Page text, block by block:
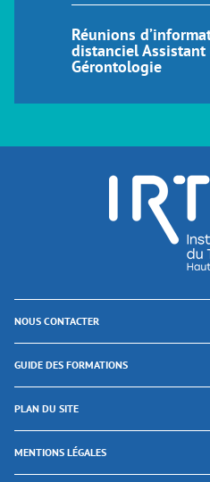
Réunions
distanciel Assistant
Gérontologie
NOUS CONTACTER
GUIDE DES FORMATIONS
PLAN DU SITE
MENTIONS LÉGALES